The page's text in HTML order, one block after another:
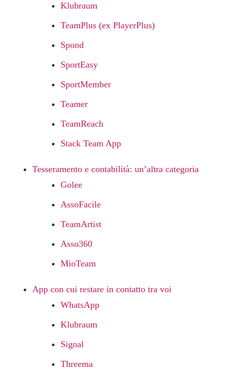
Klubraum
TeamPlus (ex PlayerPlus)
Spond
SportEasy
SportMember
Teamer
TeamReach
Stack Team App
Tesseramento e contabilità: un’altra categoria
Golee
AssoFacile
TeamArtist
Asso360
MioTeam
App con cui restare in contatto tra voi
WhatsApp
Klubraum
Signal
Threema